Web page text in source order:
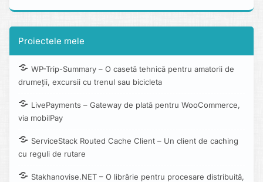
Proiectele mele
WP-Trip-Summary – O casetă tehnică pentru amatorii de
drumeții, excursii cu trenul sau bicicleta
LivePayments – Gateway de plată pentru WooCommerce,
via mobilPay
ServiceStack Routed Cache Client – Un client de caching
cu reguli de rutare
Stakhanovise.NET – O librărie pentru procesare distribuită,